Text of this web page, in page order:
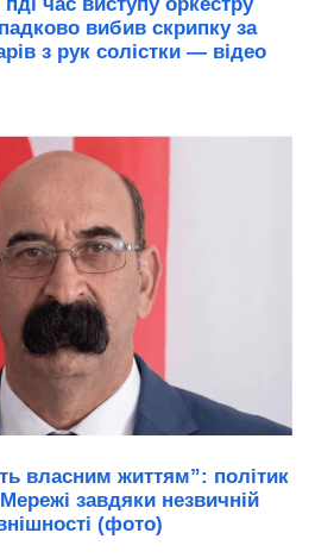
вибив скрипку за
з рук солістки — відео
власним життям”: політик
завдяки незвичній
(фото)